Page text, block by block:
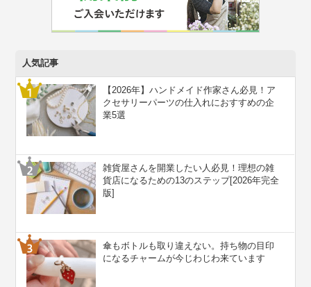
人気記事
【2026年】ハンドメイド作家さん必見！ア
クセサリーパーツの仕入れにおすすめの企
業5選
雑貨屋さんを開業したい人必見！理想の雑
貨店になるための13のステップ[2026年完全
版]
傘もボトルも取り違えない。持ち物の目印
になるチャームが今じわじわ来ています